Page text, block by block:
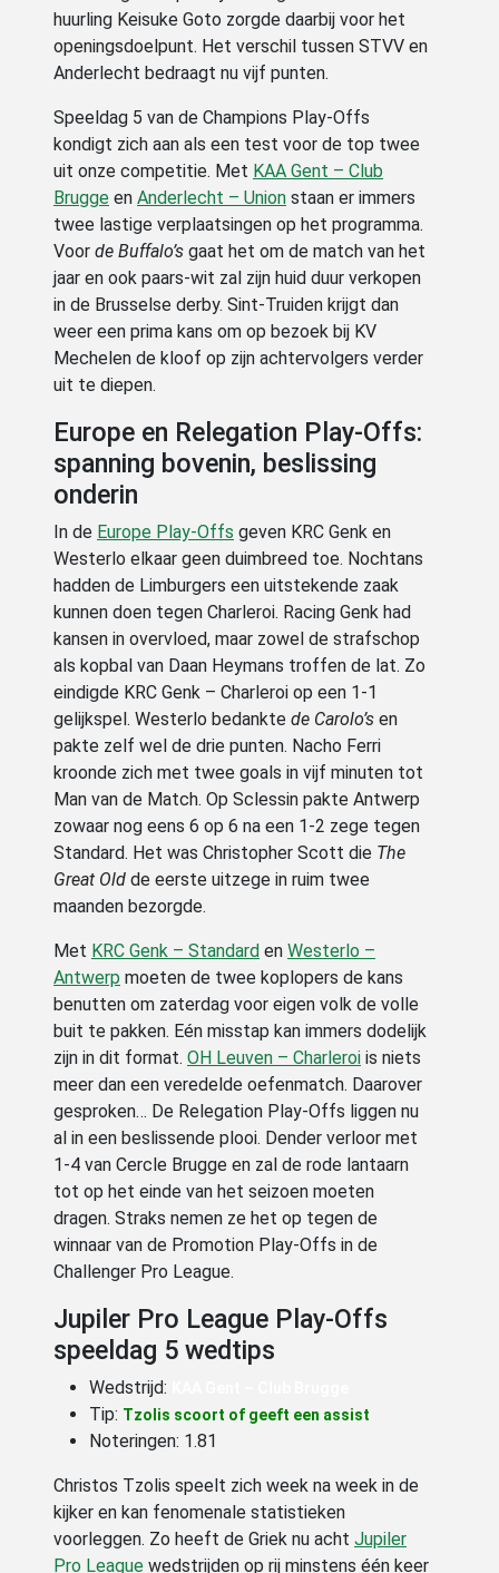
huurling Keisuke Goto zorgde daarbij voor het
openingsdoelpunt. Het verschil tussen STVV en
Anderlecht bedraagt nu vijf punten.
Speeldag 5 van de Champions Play-Offs
kondigt zich aan als een test voor de top twee
uit onze competitie. Met KAA Gent – Club
Brugge en Anderlecht – Union staan er immers
twee lastige verplaatsingen op het programma.
Voor de Buffalo’s gaat het om de match van het
jaar en ook paars-wit zal zijn huid duur verkopen
in de Brusselse derby. Sint-Truiden krijgt dan
weer een prima kans om op bezoek bij KV
Mechelen de kloof op zijn achtervolgers verder
uit te diepen.
Europe en Relegation Play-Offs:
spanning bovenin, beslissing
onderin
In de Europe Play-Offs geven KRC Genk en
Westerlo elkaar geen duimbreed toe. Nochtans
hadden de Limburgers een uitstekende zaak
kunnen doen tegen Charleroi. Racing Genk had
kansen in overvloed, maar zowel de strafschop
als kopbal van Daan Heymans troffen de lat. Zo
eindigde KRC Genk – Charleroi op een 1-1
gelijkspel. Westerlo bedankte de Carolo’s en
pakte zelf wel de drie punten. Nacho Ferri
kroonde zich met twee goals in vijf minuten tot
Man van de Match. Op Sclessin pakte Antwerp
zowaar nog eens 6 op 6 na een 1-2 zege tegen
Standard. Het was Christopher Scott die The
Great Old de eerste uitzege in ruim twee
maanden bezorgde.
Met KRC Genk – Standard en Westerlo –
Antwerp moeten de twee koplopers de kans
benutten om zaterdag voor eigen volk de volle
buit te pakken. Eén misstap kan immers dodelijk
zijn in dit format. OH Leuven – Charleroi is niets
meer dan een veredelde oefenmatch. Daarover
gesproken… De Relegation Play-Offs liggen nu
al in een beslissende plooi. Dender verloor met
1-4 van Cercle Brugge en zal de rode lantaarn
tot op het einde van het seizoen moeten
dragen. Straks nemen ze het op tegen de
winnaar van de Promotion Play-Offs in de
Challenger Pro League.
Jupiler Pro League Play-Offs
speeldag 5 wedtips
Wedstrijd:
Tip: Tzolis scoort of geeft een assist
Noteringen: 1.81
Christos Tzolis speelt zich week na week in de
kijker en kan fenomenale statistieken
voorleggen. Zo heeft de Griek nu acht Jupiler
Pro League wedstrijden op rij minstens één keer